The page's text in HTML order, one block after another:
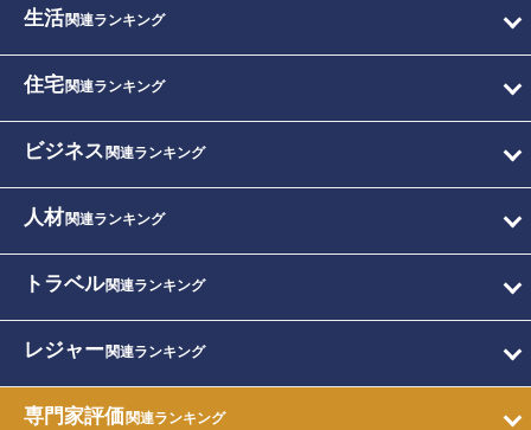
生活関連ランキング
住宅関連ランキング
ビジネス 関連ランキング
人材関連ランキング
トラベル関連ランキング
レジャー関連ランキング
専門家評価関連ランキング